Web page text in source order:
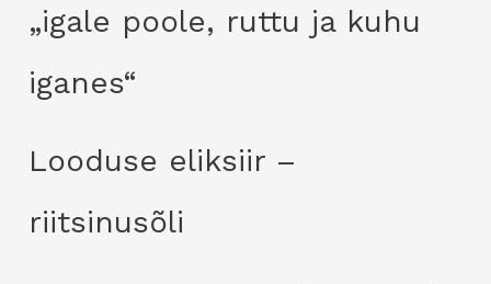
„igale poole, ruttu ja kuhu
iganes“
Looduse eliksiir –
riitsinusõli